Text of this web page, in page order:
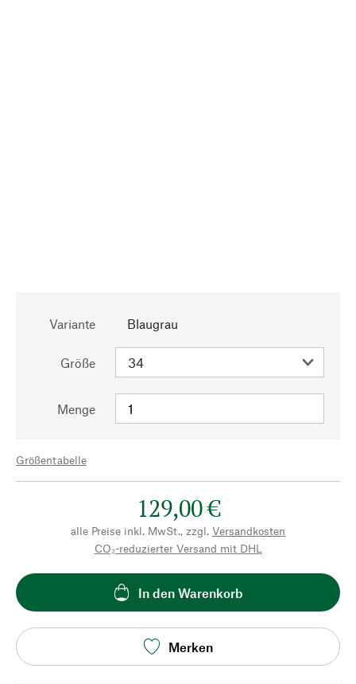
Variante Blaugrau
Größe
Menge
Größentabelle
129,00 €
alle Preise inkl. MwSt., zzgl. Versandkosten
CO₂-reduzierter Versand mit DHL
In den Warenkorb
Merken